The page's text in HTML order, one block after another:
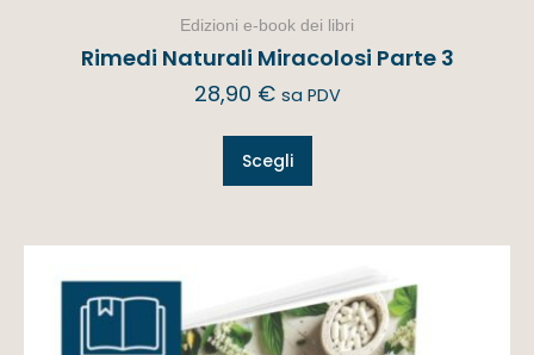
Edizioni e-book dei libri
Rimedi Naturali Miracolosi Parte 3
28,90 € sa PDV
Scegli